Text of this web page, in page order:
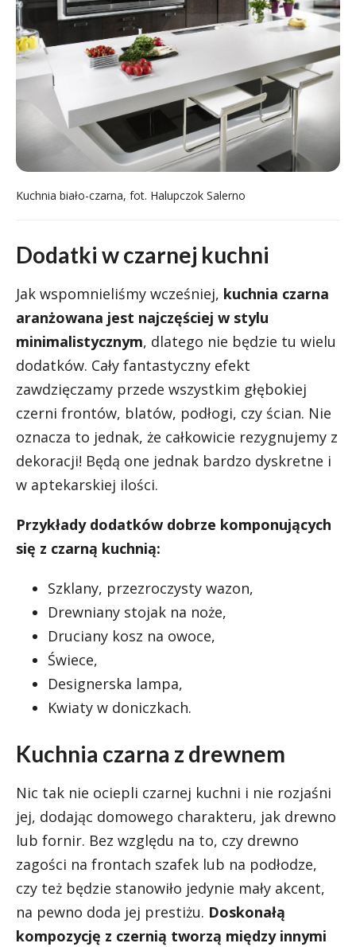
Kuchnia biało-czarna, fot. Halupczok Salerno
Dodatki w czarnej kuchni
Jak wspomnieliśmy wcześniej, kuchnia czarna
aranżowana jest najczęściej w stylu
minimalistycznym, dlatego nie będzie tu wielu
dodatków. Cały fantastyczny efekt
zawdzięczamy przede wszystkim głębokiej
czerni frontów, blatów, podłogi, czy ścian. Nie
oznacza to jednak, że całkowicie rezygnujemy z
dekoracji! Będą one jednak bardzo dyskretne i
w aptekarskiej ilości.
Przykłady dodatków dobrze komponujących
się z czarną kuchnią:
Szklany, przezroczysty wazon,
Drewniany stojak na noże,
Druciany kosz na owoce,
Świece,
Designerska lampa,
Kwiaty w doniczkach.
Kuchnia czarna z drewnem
Nic tak nie ociepli czarnej kuchni i nie rozjaśni
jej, dodając domowego charakteru, jak drewno
lub fornir. Bez względu na to, czy drewno
zagości na frontach szafek lub na podłodze,
czy też będzie stanowiło jedynie mały akcent,
na pewno doda jej prestiżu. Doskonałą
kompozycję z czernią tworzą między innymi